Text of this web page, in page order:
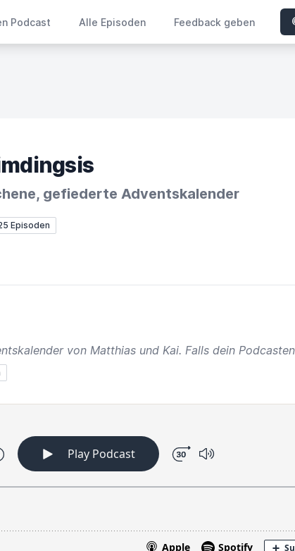
Podcast Alle Episoden Feedback geben
gefiederte Adventskalender
Episoden